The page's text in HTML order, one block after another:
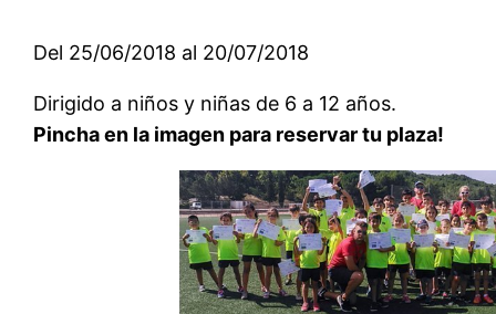
Del 25/06/2018 al 20/07/2018
Dirigido a niños y niñas de 6 a 12 años.
Pincha en la imagen para reservar tu plaza!